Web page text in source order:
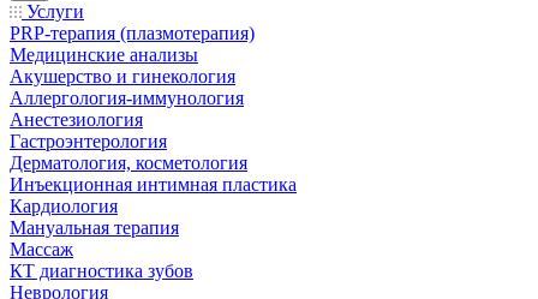
Услуги
PRP-терапия (плазмотерапия)
Медицинские анализы
Акушерство и гинекология
Аллергология-иммунология
Анестезиология
Гастроэнтерология
Дерматология, косметология
Инъекционная интимная пластика
Кардиология
Мануальная терапия
Массаж
КТ диагностика зубов
Неврология